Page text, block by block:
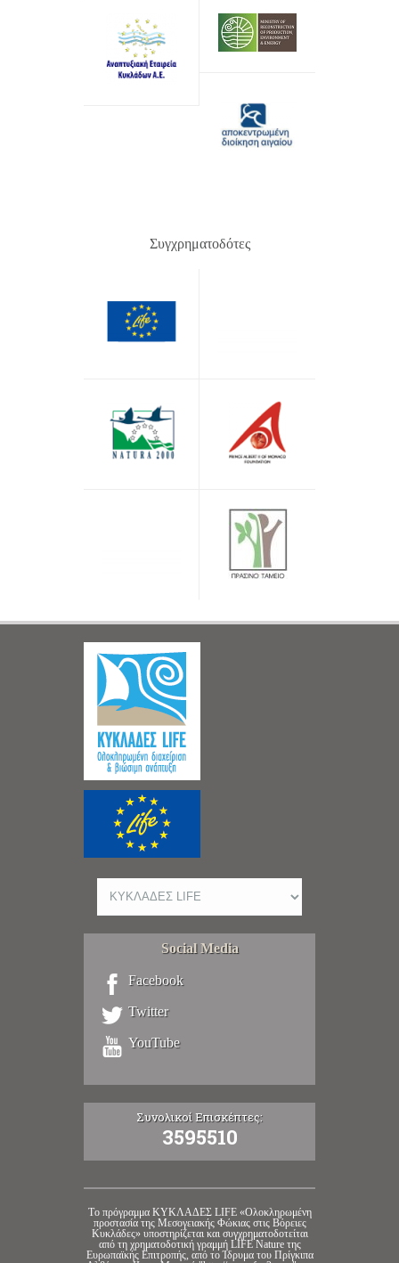
Συγχρηματοδότες
Social Media
Facebook
Twitter
YouTube
Συνολικοί Επισκέπτες:
3595510
Tο πρόγραμμα ΚΥΚΛΑΔΕΣ LIFE «Ολοκληρωμένη
προστασία της Μεσογειακής Φώκιας στις Βόρειες
Κυκλάδες» υποστηρίζεται και συγχρηματοδοτείται
από τη χρηματοδοτική γραμμή LIFE Nature της
Ευρωπαϊκής Επιτροπής, από το Ίδρυμα του Πρίγκιπα